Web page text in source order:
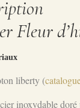
Fleur
liberty (
inoxydable doré